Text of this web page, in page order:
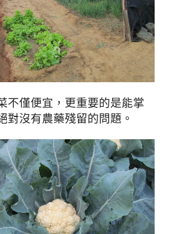
不僅便宜，更重要的是能掌
對沒有農藥殘留的問題。